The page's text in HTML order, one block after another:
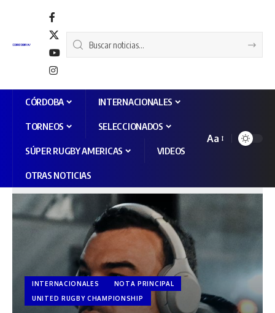
CÓRDOBA INTERNACIONALES
TORNEOS SELECCIONADOS
SÚPER RUGBY AMERICAS VIDEOS
OTRAS NOTICIAS
Aa
INTERNACIONALES
NOTA PRINCIPAL
UNITED RUGBY CHAMPIONSHIP